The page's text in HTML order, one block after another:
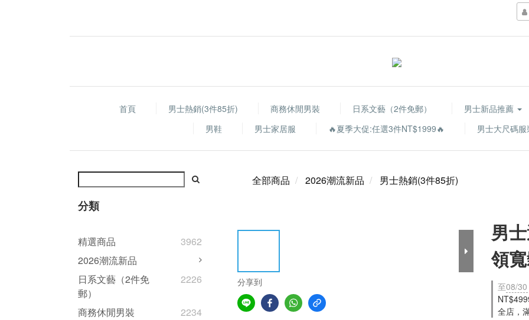
首頁 男士熱銷(3件85折) 商務休閒男裝 日系文藝（2件免郵）
男士新品推薦
男鞋
男士家居服 🔥夏季大促:任選3件NT$1999🔥 男士大尺碼服
分類
精選商品
3962
2026潮流新品
日系文藝（2件免
郵）
2226
商務休閒男裝
2234
全部商品 2026潮流新品 男士熱銷(3件85折)
分享到
男
領
至08/
全店，